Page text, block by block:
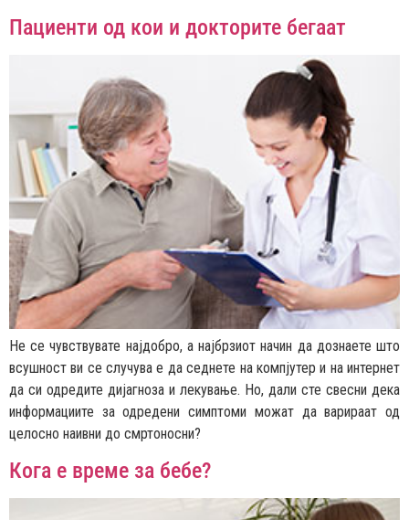
Пациенти од кои и докторите бегаат
Не се чувствувате најдобро, а најбрзиот начин да дознаете што
всушност ви се случува е да седнете на компјутер и на интернет
да си одредите дијагноза и лекување. Но, дали сте свесни дека
информациите за одредени симптоми можат да варираат од
целосно наивни до смртоносни?
Кога е време за бебе?